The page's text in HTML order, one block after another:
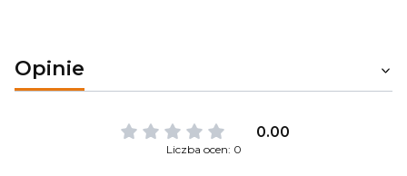
Opinie
0.00
Liczba ocen: 0